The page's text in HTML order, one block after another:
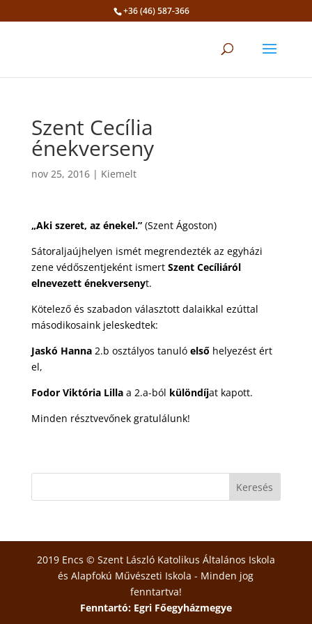
+36 (46) 587-366
Szent Cecília
énekverseny
nov 25, 2016| Kiemelt
„Aki szeret, az énekel.” (Szent Ágoston)
Sátoraljaújhelyen ismét megrendezték az egyházi
zene védőszentjeként ismert Szent Cecíliáról
elnevezett énekversenyt.
Kötelező és szabadon választott dalaikkal ezúttal
másodikosaink jeleskedtek:
Jaskó Hanna2.b osztályos tanuló első helyezést ért
el,
Fodor Viktória Lillaa 2.a-ból különdíjat kapott.
Minden résztvevőnek gratulálunk!
2019 Encs © Szent László Katolikus Általános Iskola
és Alapfokú Művészeti Iskola - Minden jog
fenntartva!
Fenntartó: Egri Főegyházmegye